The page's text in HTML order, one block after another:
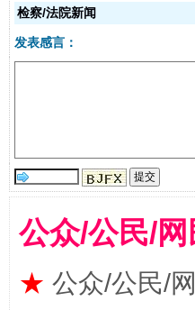
受贿1.44亿！段成刚
检察/法院新闻
发表感言：
公众/公民/
★ 公众/公民/